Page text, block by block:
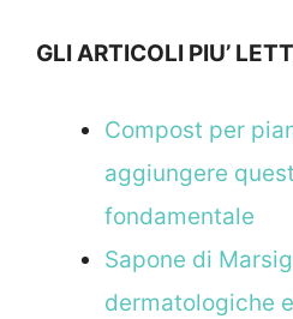
GLI ARTICOLI PIU’
Compost per
aggiungere
fondamentale
Sapone di
dermatologiche